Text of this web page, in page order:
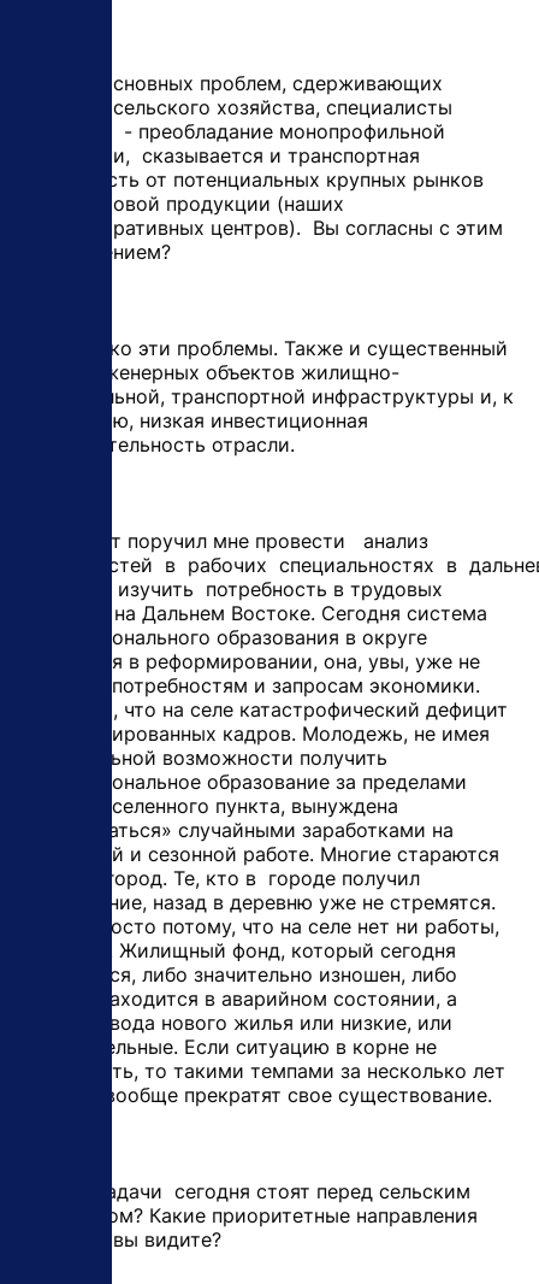
- Среди основных проблем, сдерживающих
развитие сельского хозяйства, специалисты
называют - преобладание монопрофильной
экономики, сказывается и транспортная
удаленность от потенциальных крупных рынков
сбыта готовой продукции (наших
административных центров). Вы согласны с этим
утверждением?
- Не только эти проблемы. Также и существенный
износ инженерных объектов жилищно-
коммунальной, транспортной инфраструктуры и, к
сожалению, низкая инвестиционная
привлекательность отрасли.
Президент поручил мне провести анализ
потребностей в рабочих специальностях в
регионах, изу­чить потребность в трудовых
ресурсах на Дальнем Востоке. Сегодня система
профессионального образования в округе
нуждается в реформировании, она, увы, уже не
отвечает потребностям и запросам экономики.
Очевидно, что на селе катастрофический дефицит
квалифицированных кадров. Молодежь, не имея
материальной возможности получить
профессиональное образование за пределами
своего населенного пункта, вынуждена
«перебиваться» случайными заработками на
временной и сезонной работе. Многие стараются
уехать в город. Те, кто в городе получил
образование, назад в деревню уже не стремятся.
Порой просто потому, что на селе нет ни работы,
ни жилья. Жилищный фонд, который сегодня
сохранился, либо значительно изношен, либо
вообще находится в аварийном состоянии, а
объемы ввода нового жилья или низкие, или
незначительные. Если ситуацию в корне не
переломить, то такими темпами за несколько лет
деревни вообще прекратят свое существование.
- Какие задачи сегодня стоят перед сельским
хозяйством? Какие приоритетные направления
развития вы видите?